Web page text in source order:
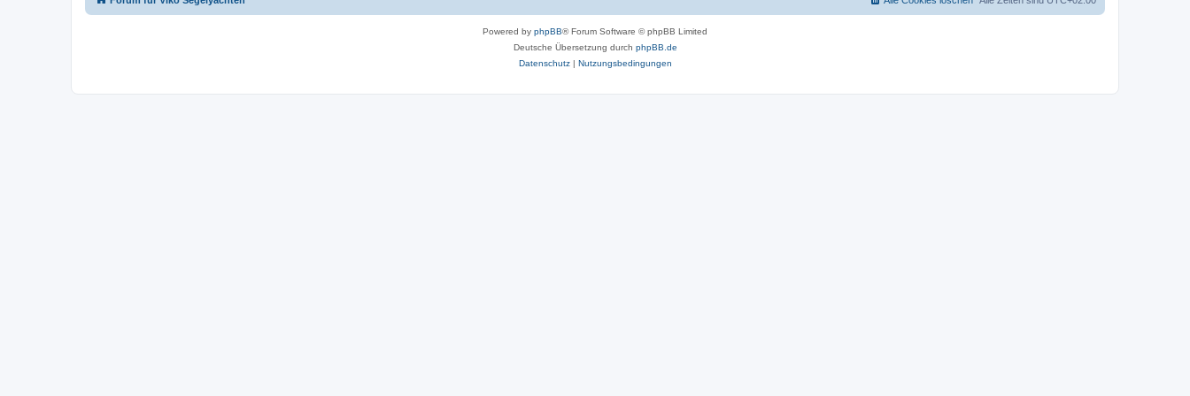
Powered by phpBB® Forum Software © phpBB Limited
Deutsche Übersetzung durch phpBB.de
Datenschutz| Nutzungsbedingungen